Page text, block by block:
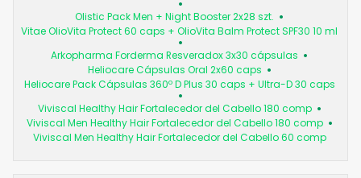
Olistic Pack Men + Night Booster 2x28 szt.
Vitae OlioVita Protect 60 caps + OlioVita Balm Protect SPF30 10 ml
Arkopharma Forderma Resveradox 3x30 cápsulas
Heliocare Cápsulas Oral 2x60 caps
Heliocare Pack Cápsulas 360º D Plus 30 caps + Ultra-D 30 caps
Viviscal Healthy Hair Fortalecedor del Cabello 180 comp
Viviscal Men Healthy Hair Fortalecedor del Cabello 180 comp
Viviscal Men Healthy Hair Fortalecedor del Cabello 60 comp